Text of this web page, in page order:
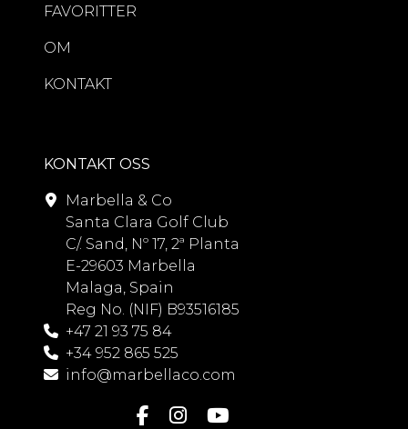
FAVORITTER
OM
KONTAKT
KONTAKT OSS
Marbella & Co
Santa Clara Golf Club
C/. Sand, Nº 17, 2ª Planta
E-29603 Marbella
Malaga, Spain
Reg No. (NIF) B93516185
+47 21 93 75 84
+34 952 865 525
info@marbellaco.com